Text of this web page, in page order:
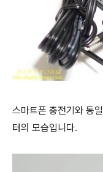
스마트폰 충전기와 동
터의 모습입니다.